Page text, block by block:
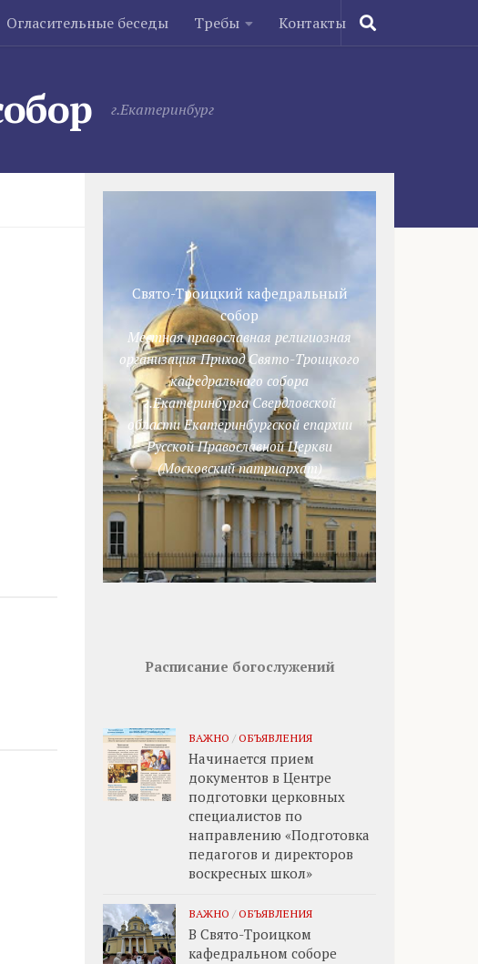
Огласительные беседы Требы Контакты
г.Екатеринбург
Свято-Троицкий кафедральный
собор
Местная православная религиозная
организация Приход Свято-Троицкого
кафедрального собора
г.Екатеринбурга Свердловской
области Екатеринбургской епархии
Русской Православной Церкви
(Московский патриархат)
Расписание богослужений
ВАЖНО / ОБЪЯВЛЕНИЯ
Начинается прием
документов в Центре
подготовки церковных
специалистов по
направлению «Подготовка
педагогов и директоров
воскресных школ»
ВАЖНО / ОБЪЯВЛЕНИЯ
В Свято-Троицком
кафедральном соборе